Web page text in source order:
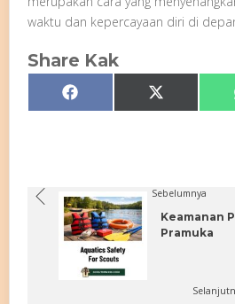
waktu dan kepercayaan diri di
Share Kak
Share
on
Facebook Share
on
X
(Twitter)
Sebelumnya
Keamanan
Pramuka